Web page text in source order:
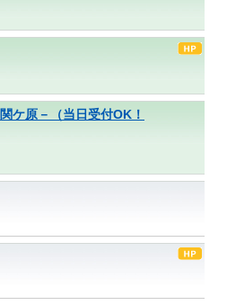
ケ原－（当日受付OK！